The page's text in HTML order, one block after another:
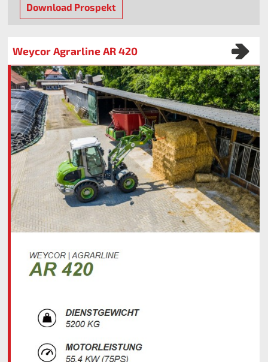
Download Prospekt
Weycor Agrarline AR 420